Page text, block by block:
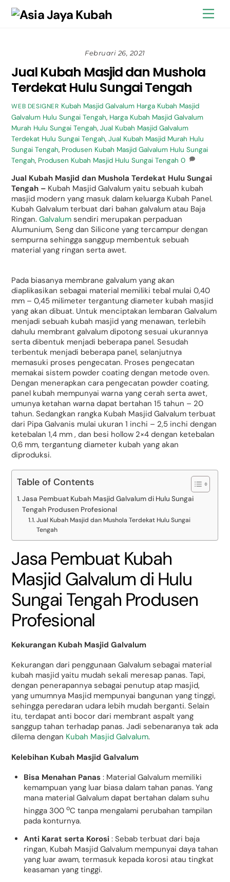
Februari 26, 2021
Jual Kubah Masjid dan Mushola
Terdekat Hulu Sungai Tengah
WEB DESIGNER Kubah Masjid Galvalum Harga Kubah Masjid
Galvalum Hulu Sungai Tengah, Harga Kubah Masjid Galvalum
Murah Hulu Sungai Tengah,Jual Kubah Masjid Galvalum
Terdekat Hulu Sungai Tengah,Jual Kubah Masjid Murah Hulu
Sungai Tengah, Produsen Kubah Masjid Galvalum Hulu Sungai
Tengah, Produsen Kubah Masjid Hulu Sungai Tengah 0
Jual Kubah Masjid dan Mushola Terdekat Hulu Sungai
Tengah – Kubah Masjid Galvalum yaitu sebuah kubah
masjid modern yang masuk dalam keluarga Kubah Panel.
Kubah Galvalum terbuat dari bahan galvalum atau Baja
Ringan.Galvalum sendiri merupakan perpaduan
Alumunium, Seng dan Silicone yang tercampur dengan
sempurna sehingga sanggup membentuk sebuah
material yang ringan serta awet.
Pada biasanya membrane galvalum yang akan
diaplikasikan sebagai material memiliki tebal mulai 0,40
mm – 0,45 milimeter tergantung diameter kubah masjid
yang akan dibuat. Untuk menciptakan lembaran Galvalum
menjadi sebuah kubah masjid yang menawan, terlebih
dahulu membrant galvalum dipotong sesuai ukurannya
serta dibentuk menjadi beberapa panel. Sesudah
terbentuk menjadi beberapa panel, selanjutnya
memasuki proses pengecatan. Proses pengecatan
memakai sistem powder coating dengan metode oven.
Dengan menerapkan cara pengecatan powder coating,
panel kubah mempunyai warna yang cerah serta awet,
umunya ketahan warna dapat bertahan 15 tahun – 20
tahun. Sedangkan rangka Kubah Masjid Galvalum terbuat
dari Pipa Galvanis mulai ukuran 1 inchi – 2,5 inchi dengan
ketebalan 1,4 mm , dan besi hollow 2×4 dengan ketebalan
0,6 mm, tergantung diameter kubah yang akan
diproduksi.
Table of Contents
Jasa Pembuat Kubah Masjid Galvalum di Hulu Sungai
Tengah Produsen Profesional
Jual Kubah Masjid dan Mushola Terdekat Hulu Sungai
Tengah
Jasa Pembuat Kubah
Masjid Galvalum di Hulu
Sungai Tengah Produsen
Profesional
Kekurangan Kubah Masjid Galvalum
Kekurangan dari penggunaan Galvalum sebagai material
kubah masjid yaitu mudah sekali meresap panas. Tapi,
dengan penerapannya sebagai penutup atap masjid,
yang umumnya Masjid mempunyai bangunan yang tinggi,
sehingga peredaran udara lebih mudah berganti. Selain
itu, terdapat anti bocor dari membrant aspalt yang
sanggup tahan terhadap panas. Jadi sebenaranya tak ada
dilema dengan Kubah Masjid Galvalum.
Kelebihan Kubah Masjid Galvalum
Bisa Menahan Panas : Material Galvalum memiliki
kemampuan yang luar biasa dalam tahan panas. Yang
mana material Galvalum dapat bertahan dalam suhu
hingga 300oC tanpa mengalami perubahan tampilan
pada konturnya.
Anti Karat serta Korosi : Sebab terbuat dari baja
ringan, Kubah Masjid Galvalum mempunyai daya tahan
yang luar awam, termasuk kepada korosi atau tingkat
keasaman yang tinggi.